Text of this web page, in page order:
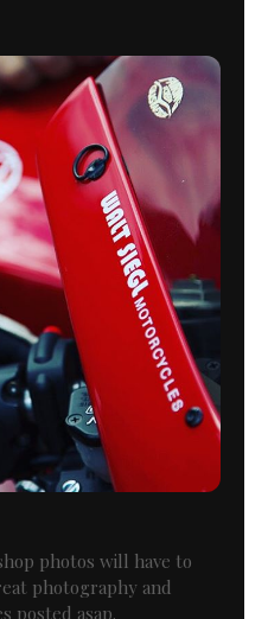
photos will have to
photography and
posted asap.